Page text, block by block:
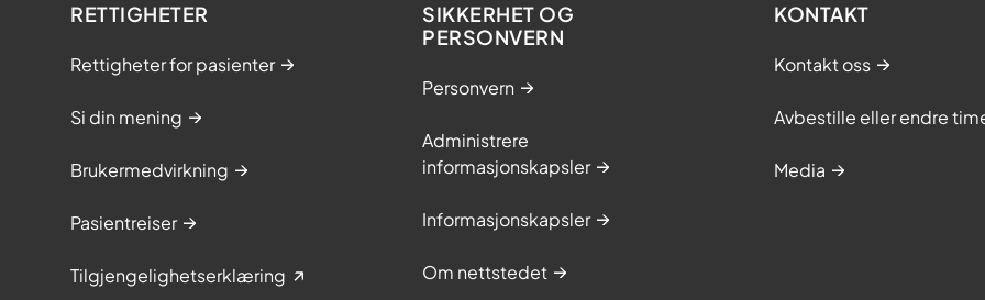
RETTIGHETER
Rettigheter for pasienter
Si din mening
Brukermedvirkning
Pasientreiser
Tilgjengelighetserklæring
SIKKERHET OG
PERSONVERN
Personvern
Administrere
informasjonskapsler
Informasjonskapsler
Om nettstedet
KONTAKT
Kontakt oss
Avbestille eller endre
Media